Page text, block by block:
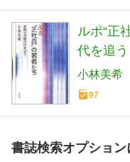
ルポ“正
代を追う
小林美希
97
書誌検索オプション